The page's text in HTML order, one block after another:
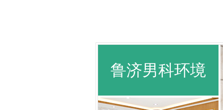
鲁济男科环境